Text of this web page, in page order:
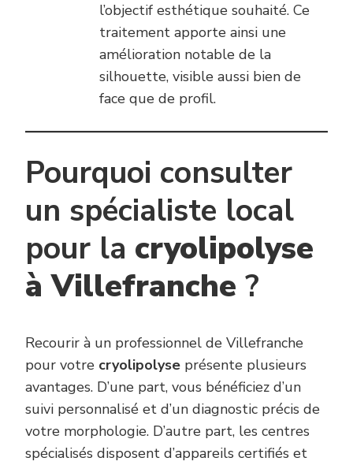
l’objectif esthétique souhaité. Ce
traitement apporte ainsi une
amélioration notable de la
silhouette, visible aussi bien de
face que de profil.
Pourquoi consulter
un spécialiste local
pour la cryolipolyse
à Villefranche ?
Recourir à un professionnel de Villefranche
pour votre cryolipolyse présente plusieurs
avantages. D’une part, vous bénéficiez d’un
suivi personnalisé et d’un diagnostic précis de
votre morphologie. D’autre part, les centres
spécialisés disposent d’appareils certifiés et